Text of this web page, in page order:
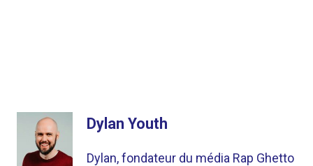
Dylan Youth
Dylan, fondateur du média Rap Ghetto